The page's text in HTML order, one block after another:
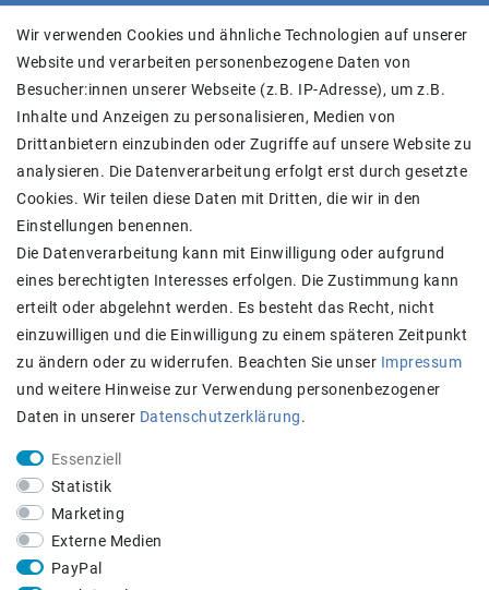
SHOP
Versand
Widerrufs­recht
Widerrufs­formular
Impressum
Daten­schutz­erklärung
AGB
Kontakt
Zahlung und Versand
STAY CONNECTED
Wir verwenden Cookies und ähnliche Technologien auf unserer
Website und verarbeiten personenbezogene Daten von
Besucher:innen unserer Webseite (z.B. IP-Adresse), um z.B.
Inhalte und Anzeigen zu personalisieren, Medien von
Drittanbietern einzubinden oder Zugriffe auf unsere Website zu
analysieren. Die Datenverarbeitung erfolgt erst durch gesetzte
Cookies. Wir teilen diese Daten mit Dritten, die wir in den
Einstellungen benennen.
Die Datenverarbeitung kann mit Einwilligung oder aufgrund
eines berechtigten Interesses erfolgen. Die Zustimmung kann
erteilt oder abgelehnt werden. Es besteht das Recht, nicht
einzuwilligen und die Einwilligung zu einem späteren Zeitpunkt
zu ändern oder zu widerrufen. Beachten Sie unser Impressum
und weitere Hinweise zur Verwendung personenbezogener
Daten in unserer Daten­schutz­erklärung.
Essenziell
Statistik
Marketing
Externe Medien
PayPal